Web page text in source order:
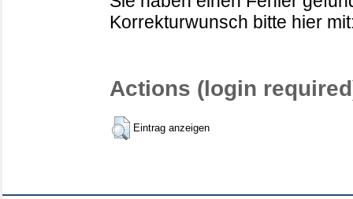
Korrekturwunsch bitte hier
Actions (login
Eintrag anzeigen